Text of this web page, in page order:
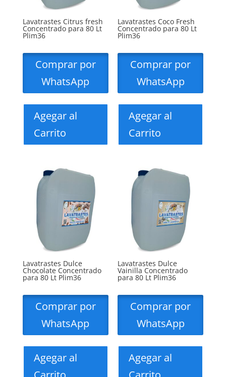
Lavatrastes Citrus fresh
Concentrado para 80 Lt
Plim36
Comprar por
WhatsApp
Agegar al
Carrito
Lavatrastes Coco Fresh
Concentrado para 80 Lt
Plim36
Comprar por
WhatsApp
Agegar al
Carrito
Lavatrastes Dulce
Chocolate Concentrado
para 80 Lt Plim36
Comprar por
WhatsApp
Agegar al
Lavatrastes Dulce
Vainilla Concentrado
para 80 Lt Plim36
Comprar por
WhatsApp
Agegar al